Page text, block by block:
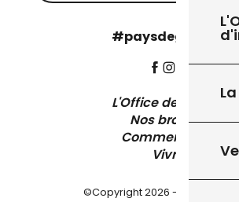
#paysdegourdon
L'Office de Tourisme
Nos brochures
Comment venir ?
Vivre ici
©Copyright 2026 - Pays de